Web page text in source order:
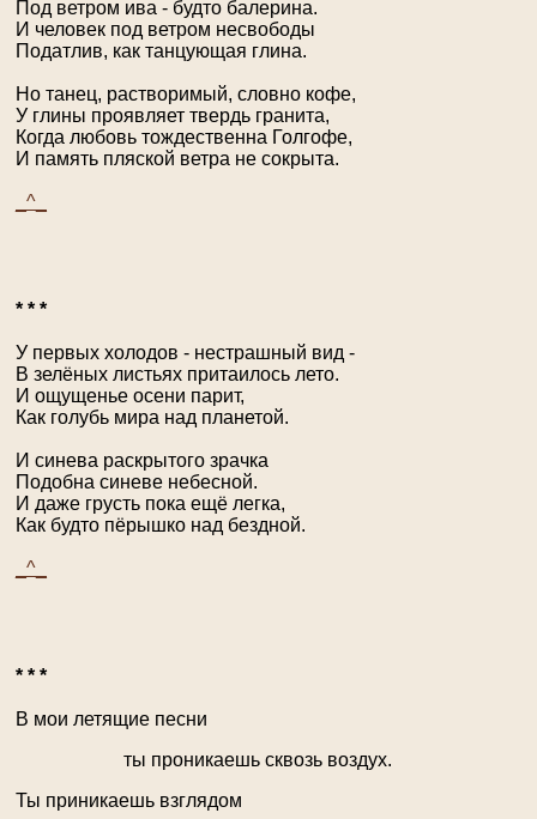
Под ветром ива - будто балерина.
И человек под ветром несвободы
Податлив, как танцующая глина.
Но танец, растворимый, словно кофе,
У глины проявляет твердь гранита,
Когда любовь тождественна Голгофе,
И память пляской ветра не сокрыта.
_^_
* * *
У первых холодов - нестрашный вид -
В зелёных листьях притаилось лето.
И ощущенье осени парит,
Как голубь мира над планетой.
И синева раскрытого зрачка
Подобна синеве небесной.
И даже грусть пока ещё легка,
Как будто пёрышко над бездной.
_^_
* * *
В мои летящие песни
ты проникаешь сквозь воздух.
Ты приникаешь взглядом